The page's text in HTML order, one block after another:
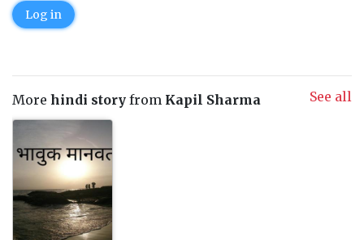
Log in
More hindi story from Kapil Sharma See all